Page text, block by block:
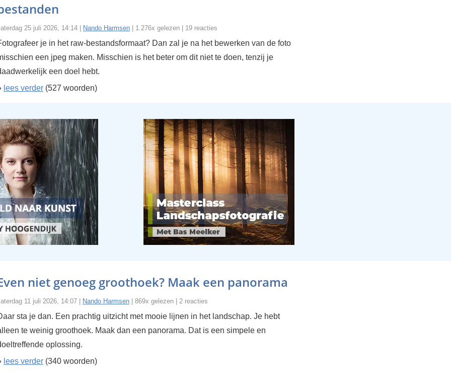
25 juli 2026, 14:14 | Nando Harmsen | 1.276x gelezen | 19 reacties
je in het raw-bestandsformaat? Dan zal je na het bewerken van de foto
een jpeg maken. Misschien is het beter om dit niet te doen, tenzij je
een doel hebt.
lees verder (527 woorden)
niet genoeg groothoek? Maak een panorama
11 juli 2026, 14:07 | Nando Harmsen | 869x gelezen | 2 reacties
sta je dan. Een prachtig uitzicht met mooie lijnen in het landschap. Je hebt
te weinig groothoek. Maak dan een panorama. Dat is een simpele en
oplossing.
lees verder (340 woorden)